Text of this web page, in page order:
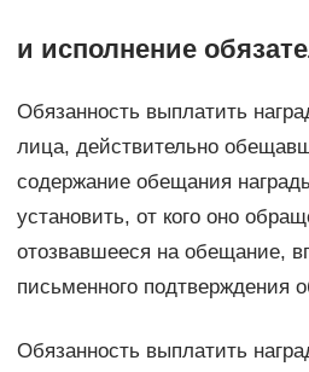
и исполнение
Обязанность выплатить
лица, действительно
содержание обещания
установить, от кого оно
отозвавшееся на обещание,
письменного подтверждения
Обязанность выплатить